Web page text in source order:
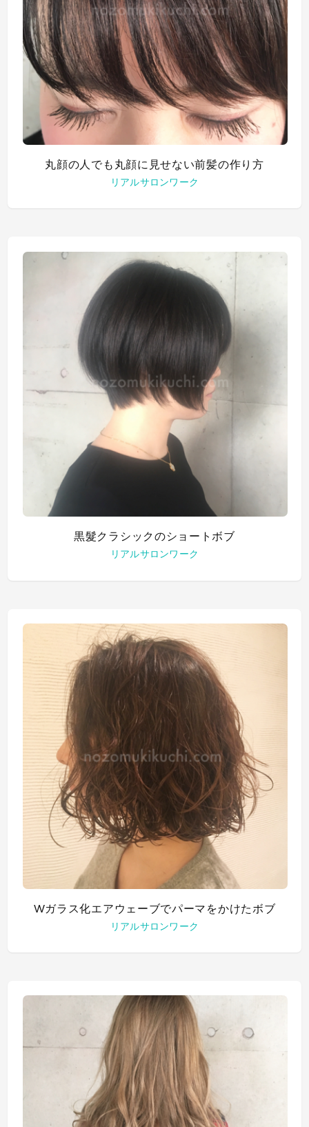
丸顔の人でも丸顔に見せない前髪の作り方
リアルサロンワーク
黒髮クラシックのショートボブ
リアルサロンワーク
Wガラス化エアウェーブでパーマをかけたボブ
リアルサロンワーク